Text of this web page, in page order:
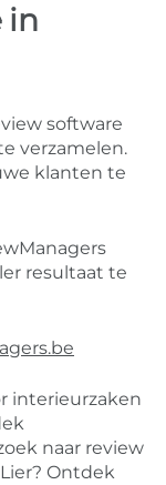
in
software
verzamelen.
klanten te
resultaat te
interieurzaken
naar review
Ontdek